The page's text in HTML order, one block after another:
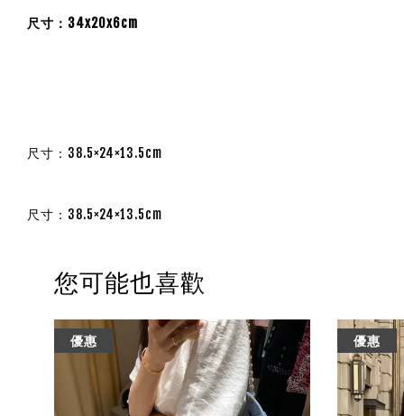
尺寸：34x20x6cm
尺寸：38.5×24×13.5cm
尺寸：38.5×24×13.5cm
您可能也喜歡
優惠 優惠